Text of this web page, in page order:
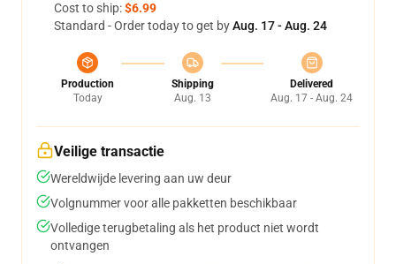
Cost to ship:$6.99
Standard - Order today to get byAug. 17 - Aug. 24
Production
Today
Shipping
Aug. 13
Delivered
Aug. 17 - Aug. 24
Veilige transactie
Wereldwijde levering aan uw deur
Volgnummer voor alle pakketten beschikbaar
Volledige terugbetaling als het product niet wordt
ontvangen